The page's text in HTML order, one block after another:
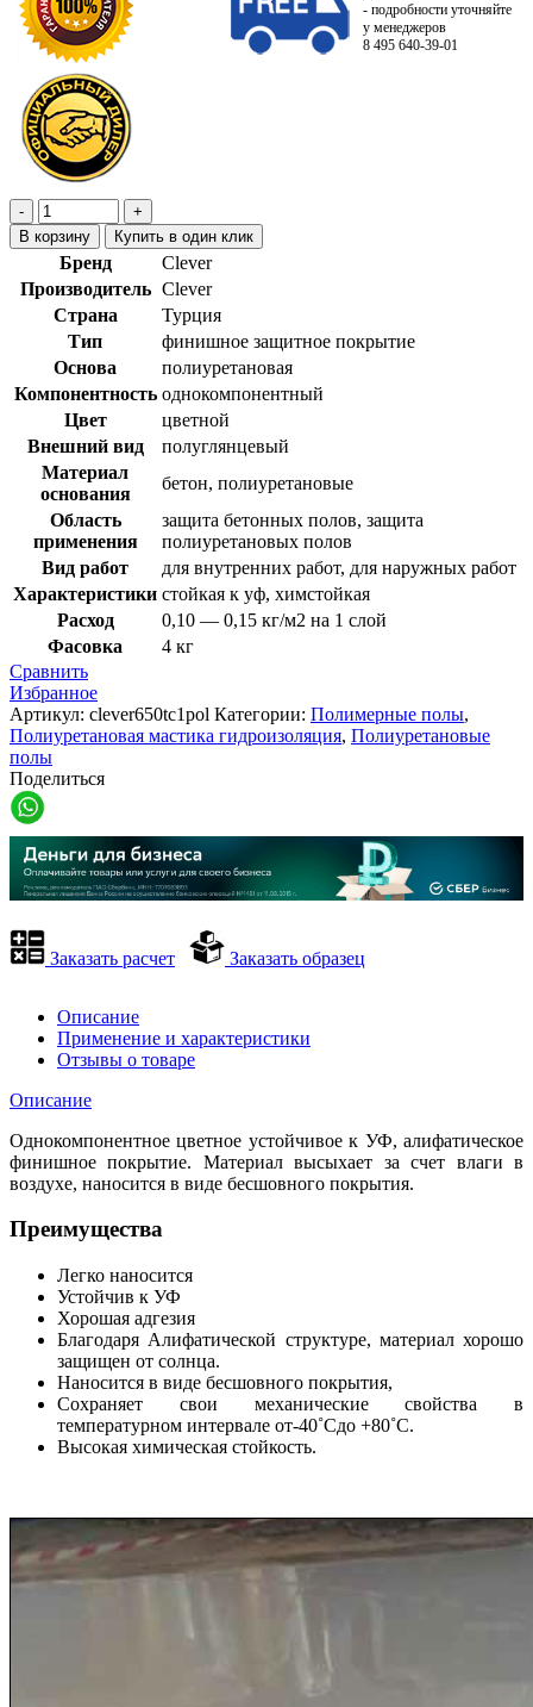
- подробности уточняйте
у менеджеров
8 495 640-39-01
В корзину Купить в один клик
Бренд
Clever
Производитель Clever
Страна
Турция
Тип
финишное защитное покрытие
Основа
полиуретановая
Компонентность однокомпонентный
Цвет
цветной
Внешний вид
полуглянцевый
Материал
основания
бетон, полиуретановые
Область
применения
защита бетонных полов, защита
полиуретановых полов
Вид работ
для внутренних работ, для наружных работ
Характеристики стойкая к уф, химстойкая
Расход
0,10 — 0,15 кг/м2 на 1 слой
Фасовка
4 кг
Сравнить
Избранное
Артикул: clever650tc1pol Категории: Полимерные полы,
Полиуретановая мастика гидроизоляция, Полиуретановые
полы
Поделиться
Заказать расчет Заказать образец
Описание
Применение и характеристики
Отзывы о товаре
Описание
Однокомпонентное цветное устойчивое к УФ, алифатическое
финишное покрытие. Материал высыхает за счет влаги в
воздухе, наносится в виде бесшовного покрытия.
Преимущества
Легко наносится
Устойчив к УФ
Хорошая адгезия
Благодаря Алифатической структуре, материал хорошо
защищен от солнца.
Наносится в виде бесшовного покрытия,
Сохраняет свои механические свойства в
температурном интервале от-40˚Cдо +80˚C.
Высокая химическая стойкость.